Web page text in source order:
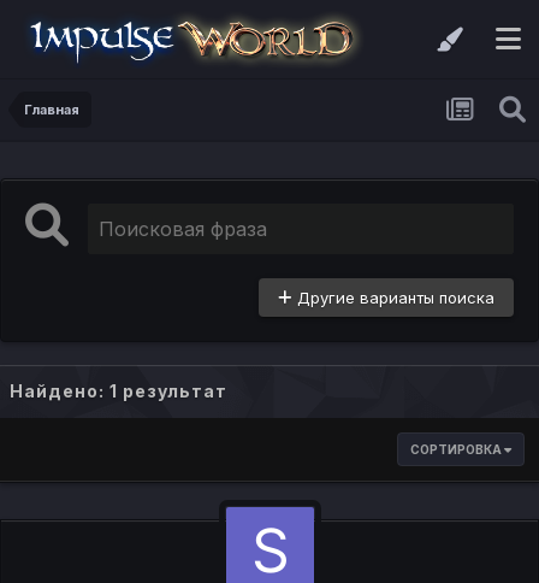
Главная
Другие варианты поиска
Найдено: 1 результат
СОРТИРОВКА